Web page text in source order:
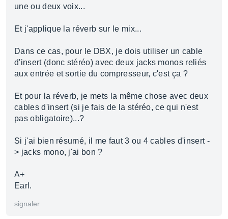
une ou deux voix...
Et j'applique la réverb sur le mix...
Dans ce cas, pour le DBX, je dois utiliser un cable
d'insert (donc stéréo) avec deux jacks monos reliés
aux entrée et sortie du compresseur, c'est ça ?
Et pour la réverb, je mets la même chose avec deux
cables d'insert (si je fais de la stéréo, ce qui n'est
pas obligatoire)...?
Si j'ai bien résumé, il me faut 3 ou 4 cables d'insert -
> jacks mono, j'ai bon ?
A+
Earl.
signaler